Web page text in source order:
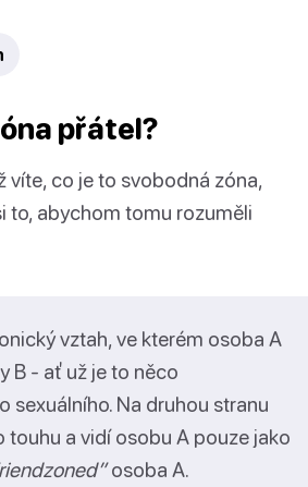
přátel?
víte, co je to svobodná zóna,
to, abychom tomu rozuměli
vztah, ve kterém osoba A
B - ať už je to něco
sexuálního. Na druhou stranu
touhu a vidí osobu A pouze jako
osoba A.